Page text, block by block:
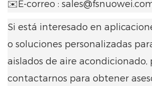
✉️E-correo :
Si está interesado en
o soluciones personalizadas
aislados de aire acondicionado,
contactarnos para obtener